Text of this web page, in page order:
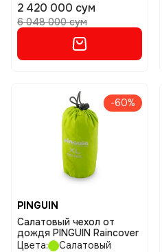
2 420 000 сум
6 048 000 сум
-60%
PINGUIN
Салатовый чехол от
дождя PINGUIN Raincover
Цвета:
Салатовый